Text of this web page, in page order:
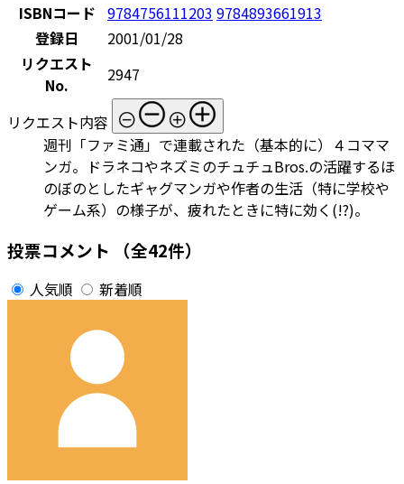
ISBNコード 9784756111203 9784893661913
登録日
2001/01/28
リクエスト
No.
2947
リクエスト内容
週刊「ファミ通」で連載された（基本的に）４コママ
ンガ。ドラネコやネズミのチュチュBros.の活躍するほ
のぼのとしたギャグマンガや作者の生活（特に学校や
ゲーム系）の様子が、疲れたときに特に効く(!?)。
投票コメント （全42件）
人気順 新着順